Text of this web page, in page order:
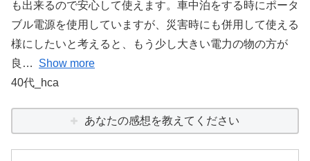
も出来るので安心して使えます。車中泊をする時にポータ
ブル電源を使用していますが、災害時にも併用して使える
様にしたいと考えると、もう少し大きい電力の物の方が
良
Show more
40代_hca
あなたの感想を教えてください